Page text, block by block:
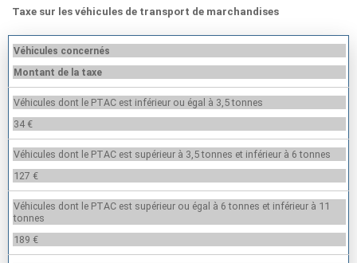
Taxe sur les véhicules de transport de marchandises
Véhicules concernés
Montant de la taxe
Véhicules dont le PTAC est inférieur ou égal à 3,5 tonnes
34 €
Véhicules dont le PTAC est supérieur à 3,5 tonnes et inférieur à 6 tonnes
127 €
Véhicules dont le PTAC est supérieur ou égal à 6 tonnes et inférieur à 11
tonnes
189 €